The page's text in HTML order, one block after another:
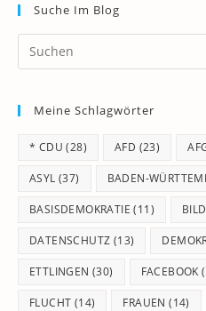
Suche Im Blog
Meine Schlagwörter
* CDU (28) AFD (23)
ASYL (37) BADEN-
BASISDEMOKRATIE (11)
DATENSCHUTZ (13)
ETTLINGEN (30) FACEBOOK
FLUCHT (14) FRAUEN (14)